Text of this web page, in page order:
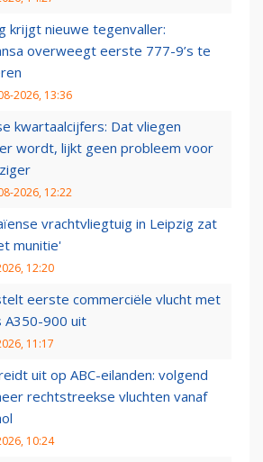
krijgt nieuwe tegenvaller:
overweegt eerste 777-9’s te
2026, 13:36
kwartaalcijfers: Dat vliegen
wordt, lijkt geen probleem voor
2026, 12:22
vrachtvliegtuig in Leipzig zat
munitie'
12:20
eerste commerciële vlucht met
A350-900 uit
11:17
uit op ABC-eilanden: volgend
rechtstreekse vluchten vanaf
10:24